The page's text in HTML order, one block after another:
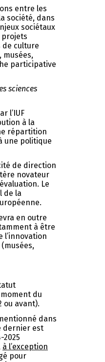
entre les
société, dans
sociétaux
projets
culture
musées,
participative
sciences
l’IUF
à la
répartition
une politique
de direction
novateur
Le
de la
en outre
à être
l’innovation
du
ou avant).
dans
dernier est
2025
à l’exception
pour